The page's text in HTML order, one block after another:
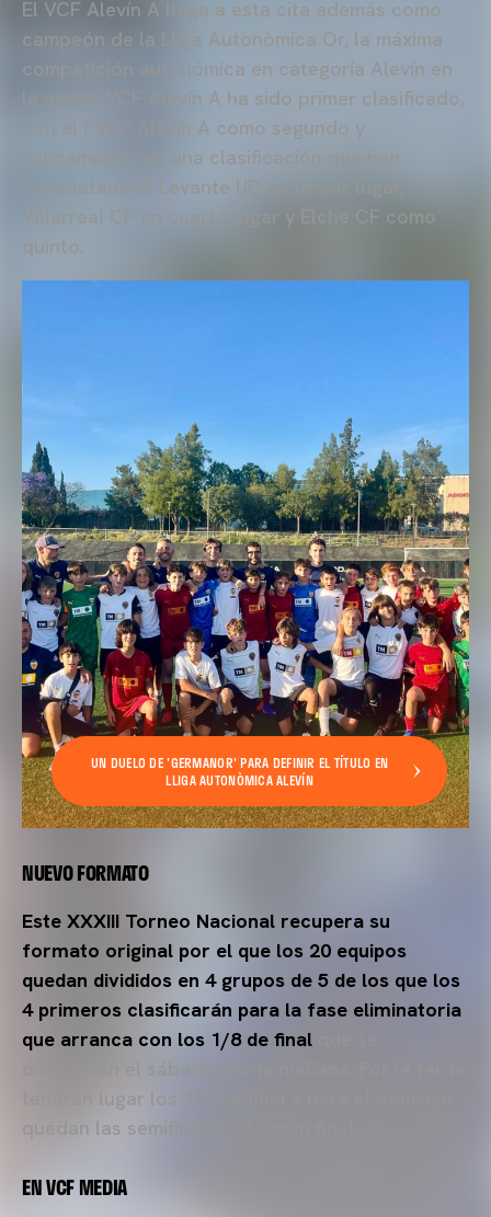
El VCF Alevín A llega a esta cita además como
campeón de la Lliga Autonòmica Or, la máxima
competición autonómica en categoría Alevín en
la que el VCF Alevín A ha sido primer clasificado,
con el FVCF Alevín A como segundo y
subcampeón en una clasificación que han
completado el Levante UD en tercer lugar,
Villarreal CF en cuarto lugar y Elche CF como
quinto.
UN DUELO DE 'GERMANOR' PARA DEFINIR EL TÍTULO EN
LLIGA AUTONÒMICA ALEVÍN
NUEVO FORMATO
Este XXXIII Torneo Nacional recupera su
formato original por el que los 20 equipos
quedan divididos en 4 grupos de 5 de los que los
4 primeros clasificarán para la fase eliminatoria
que arranca con los 1/8 de final
tendrán lugar los 1/4 de final y para el domingo
quedan las semifinales y la gran final.
EN VCF MEDIA